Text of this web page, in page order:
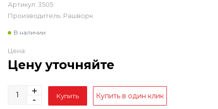
Артикул: 3505
Производитель: Рашворк
В наличии
Цена:
Цену уточняйте